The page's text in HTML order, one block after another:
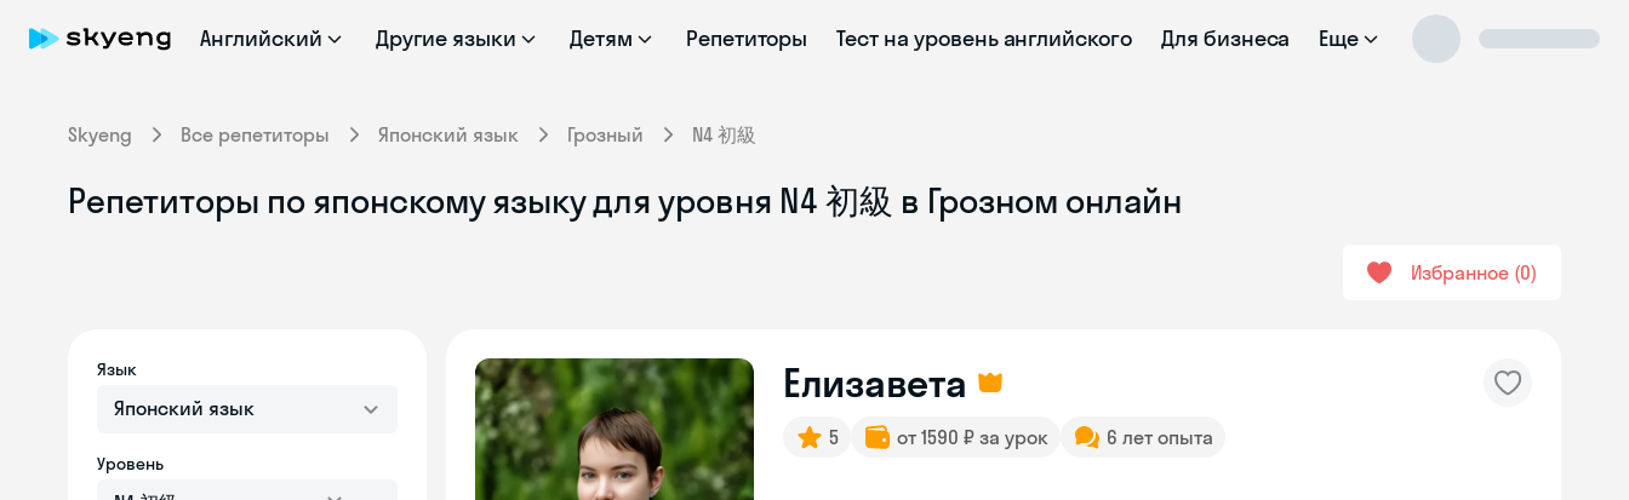
Английский Другие языки Детям Репетиторы Тест на уровень английского Для бизнеса Еще
Skyeng Все репетиторы Японский язык Грозный N4 初級
Репетиторы по японскому языку для уровня N4 初級 в Грозном онлайн
Избранное 0
Язык
Японский язык
Уровень
Елизавета
5 от 1590 ₽ за урок 6 лет опыта